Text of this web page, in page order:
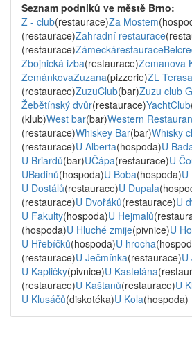
Seznam podniků ve městě Brno:
Z - club(restaurace)Za Mostem
(restaurace)Zahradní restaurace
(restaurace)
Zbojnická izba(restaurace)Zemanova
ZemánkovaZuzana(pizzerie)ZL Terasa
(restaurace)ZuzuClub(bar)Zuzu club
Žebětínský dvůr(restaurace)YachtClub
(klub)West bar(bar)Western
(restaurace)Whiskey Bar(bar)Whisky
(restaurace)U Alberta(hospoda)U
U Briardů(bar)UČápa(restaurace)U
UBadinů(hospoda)U Boba(hospoda)U
U Dostálů(restaurace)U Dupala
(restaurace)U Dvořáků(restaurace)U
U Fakulty(hospoda)U Hejmalů
(hospoda)U Hluché zmije(pivnice)U
U Hřebíčků(hospoda)U hrocha
(restaurace)U Ječmínka(restaurace)U
U Kapličky(pivnice)U Kastelána
(restaurace)U Kaštanů(restaurace)U
U Klusáčů(diskotéka)U Kola(hospoda)